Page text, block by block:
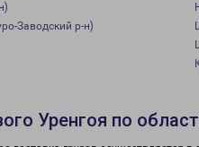
Заводский р-н)
Уренгоя по